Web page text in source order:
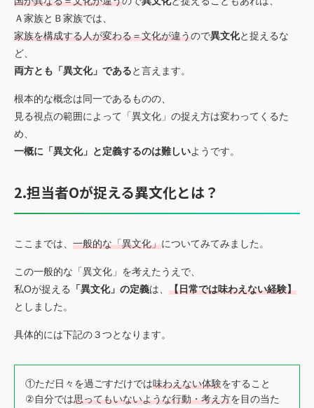
Ａ家族とＢ家族では、
家族を構成する人が変わる＝文化が違うので異文化と捉えるな
ど、
両方とも「異文化」であると言えます。
根本的な概念は同一であるものの、
見る視点の範囲によって「異文化」の捉え方は変わってくるた
め、
一概に「異文化」と定義するのは難しいようです。
2.担当者Oが捉える異文化とは？
ここまでは、 一般的な「異文化」についてみてみました。
この一般的な「異文化」を考えたうえで、
私Oが捉える
「異文化」の定義は、 【日常では味わえない経験】
としました。
具体的には下記の３つとなります。
①ただ日々を過ごすだけでは味わえない体験をすること
②自分では思ってもいないような行動・考え方を目の当た